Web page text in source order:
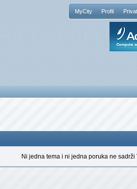
MyCity Profil
Ni jedna tema i ni jedna poruka ne sadrži